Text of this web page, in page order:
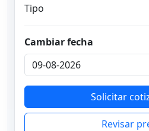
Tipo
Cambiar fecha
Solicitar
Revisar